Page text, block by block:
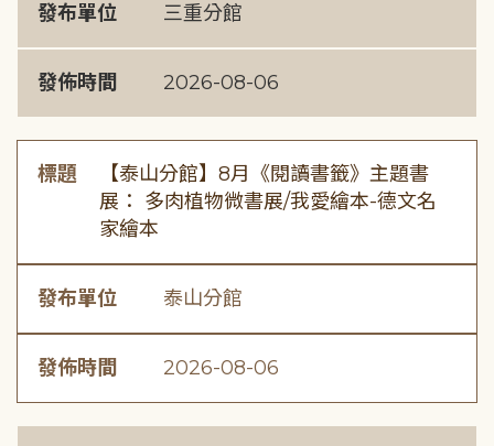
發布單位 三重分館
發佈時間 2026-08-06
標題
【泰山分館】8月《閱讀書籤》主題書
展： 多肉植物微書展/我愛繪本-德文名
家繪本
發布單位 泰山分館
發佈時間 2026-08-06